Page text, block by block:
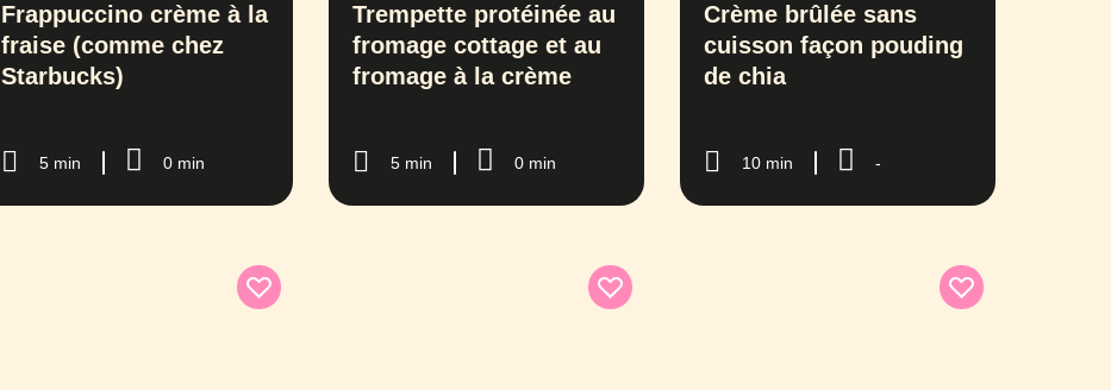
Frappuccino crème à la
fraise (comme chez
Starbucks)
5 min 0 min
Trempette protéinée au
fromage cottage et au
fromage à la crème
5 min 0 min
Crème brûlée sans
cuisson façon pouding
de chia
10 min -